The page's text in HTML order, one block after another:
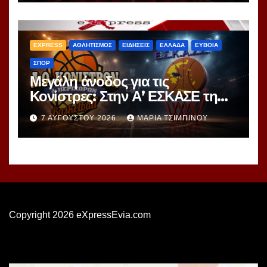
EXPRESS ΑΘΛΗΤΙΣΜΟΣ ΕΙΔΗΣΕΙΣ ΕΛΛΑΔΑ ΕΥΒΟΙΑ
ΣΠΟΡ
Μεγάλη άνοδος για τις
Κονίστρες: Στην Α’ ΕΣΚΑΣΕ τη
νέα σεζόν – Αυτές είναι οι 12
ομάδες!
7 ΑΥΓΟΎΣΤΟΥ 2026 ΜΑΡΊΑ ΤΣΙΜΠΙΝΟΎ
Copyright 2026 eXpressEvia.com